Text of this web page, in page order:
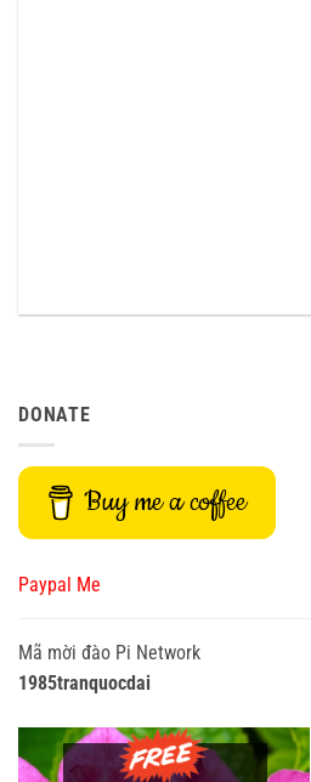
DONATE
Buy me a coffee
Paypal Me
Mã mời đào Pi Network
1985tranquocdai